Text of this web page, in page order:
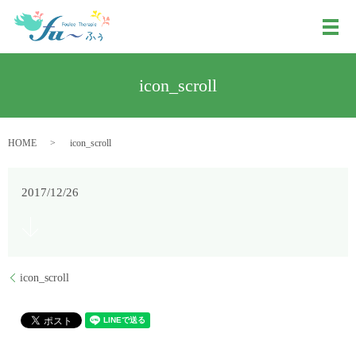
メ
icon_scroll
HOME icon_scroll
2017/12/26
icon_scroll